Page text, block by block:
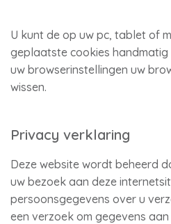
U kunt de op uw pc, tablet of
geplaatste cookies
uw browserinstellingen uw
wissen.
Privacy verklaring
Deze website wordt beheerd
uw bezoek aan deze
persoonsgegevens over u
een verzoek om gegevens